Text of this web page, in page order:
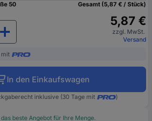
50
Gesamt (5,87 € / Stück)
5,87 €
zzgl. MwSt.
Versand
mit
In den Einkaufswagen
inklusive (30 Tage mit )
beste Angebot für Ihre Menge.